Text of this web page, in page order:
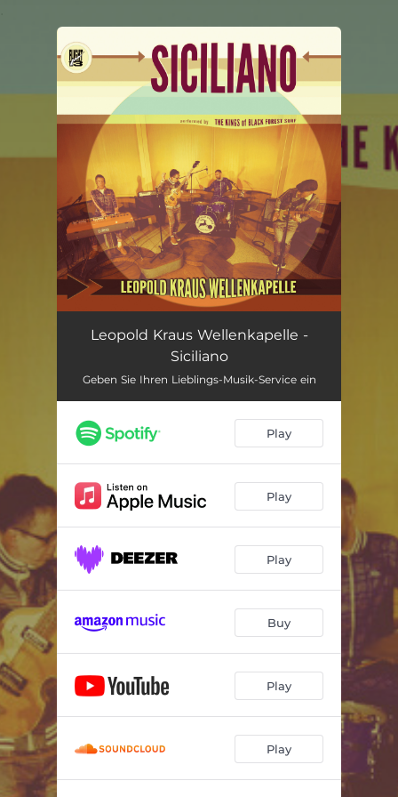
You're all set!
Siciliano 03:15
Leopold Kraus Wellenkapelle -
Siciliano
Geben Sie Ihren Lieblings-Musik-Service ein
Play
Play
Play
Buy
Play
Play